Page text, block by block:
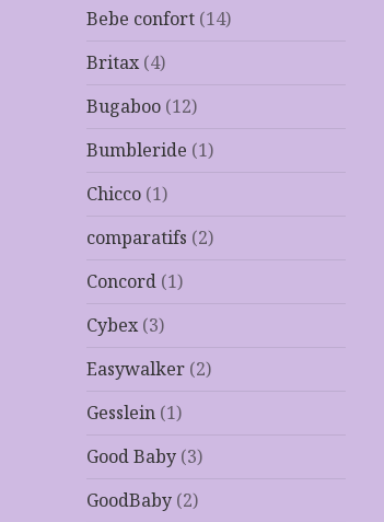
Bebe confort (14)
Britax(4)
Bugaboo (12)
Bumbleride (1)
Chicco (1)
comparatifs (2)
Concord (1)
Cybex(3)
Easywalker (2)
Gesslein (1)
Good Baby (3)
GoodBaby (2)